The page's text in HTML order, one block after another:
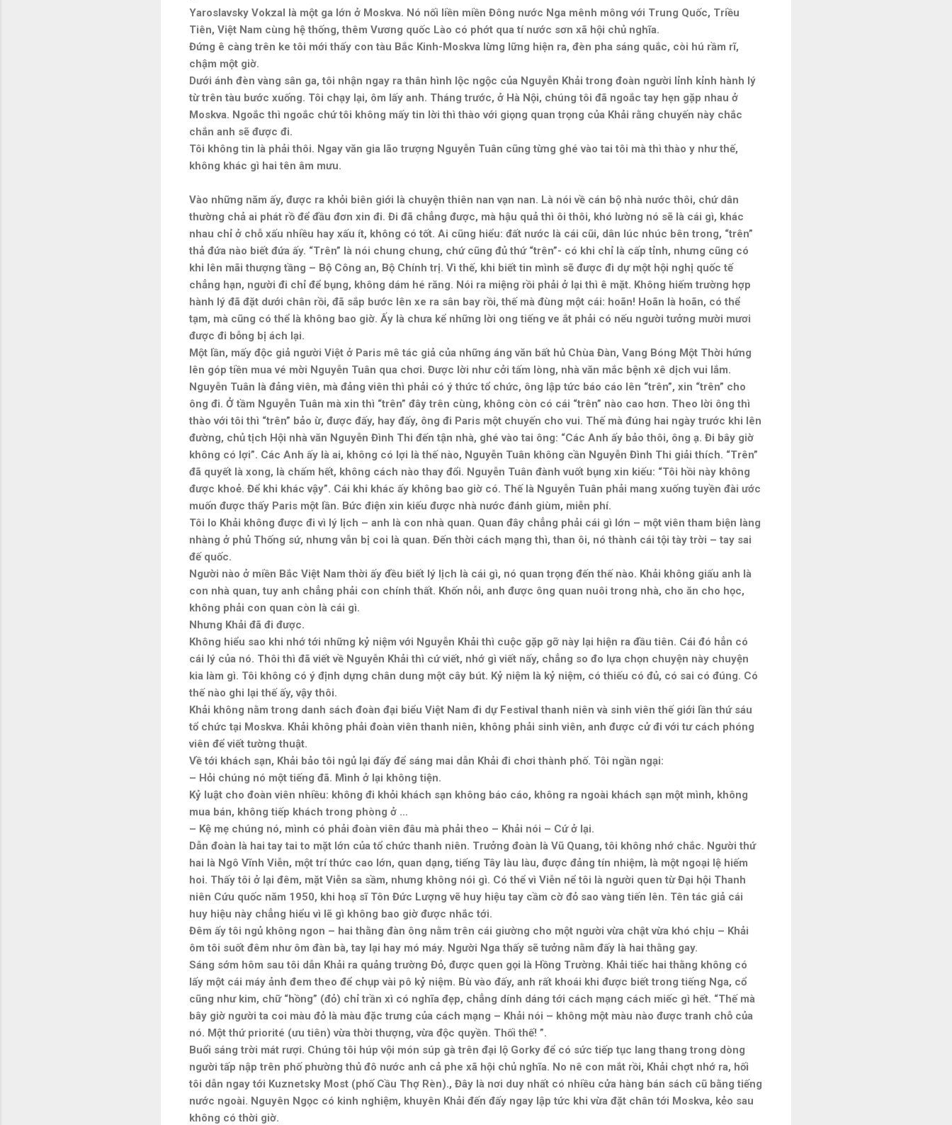
Yaroslavsky Vokzal là một ga lớn ở Moskva. Nó nối liền miền Đông nước Nga mênh mông với Trung Quốc, Triều
Tiên, Việt Nam cùng hệ thống, thêm Vương quốc Lào có phớt qua tí nước sơn xã hội chủ nghĩa.
Đứng ê càng trên ke tôi mới thấy con tàu Bắc Kinh-Moskva lừng lững hiện ra, đèn pha sáng quắc, còi hú rầm rĩ,
chậm một giờ.
Dưới ánh đèn vàng sân ga, tôi nhận ngay ra thân hình lộc ngộc của Nguyễn Khải trong đoàn người lỉnh kỉnh hành lý
từ trên tàu bước xuống. Tôi chạy lại, ôm lấy anh. Tháng trước, ở Hà Nội, chúng tôi đã ngoắc tay hẹn gặp nhau ở
Moskva. Ngoắc thì ngoắc chứ tôi không mấy tin lời thì thào với giọng quan trọng của Khải rằng chuyến này chắc
chắn anh sẽ được đi.
Tôi không tin là phải thôi. Ngay văn gia lão trượng Nguyễn Tuân cũng từng ghé vào tai tôi mà thì thào y như thế,
không khác gì hai tên âm mưu.
Vào những năm ấy, được ra khỏi biên giới là chuyện thiên nan vạn nan. Là nói về cán bộ nhà nước thôi, chứ dân
thường chả ai phát rồ để đầu đơn xin đi. Đi đã chẳng được, mà hậu quả thì ôi thôi, khó lường nó sẽ là cái gì, khác
nhau chỉ ở chỗ xấu nhiều hay xấu ít, không có tốt. Ai cũng hiểu: đất nước là cái cũi, dân lúc nhúc bên trong, “trên”
thả đứa nào biết đứa ấy. “Trên” là nói chung chung, chứ cũng đủ thứ “trên”- có khi chỉ là cấp tỉnh, nhưng cũng có
khi lên mãi thượng tầng – Bộ Công an, Bộ Chính trị. Vì thế, khi biết tin mình sẽ được đi dự một hội nghị quốc tế
chẳng hạn, người đi chỉ để bụng, không dám hé răng. Nói ra miệng rồi phải ở lại thì ê mặt. Không hiếm trường hợp
hành lý đã đặt dưới chân rồi, đã sắp bước lên xe ra sân bay rồi, thế mà đùng một cái: hoãn! Hoãn là hoãn, có thể
tạm, mà cũng có thể là không bao giờ. Ấy là chưa kể những lời ong tiếng ve ắt phải có nếu người tưởng mười mươi
được đi bỗng bị ách lại.
Một lần, mấy độc giả người Việt ở Paris mê tác giả của những áng văn bất hủ Chùa Đàn, Vang Bóng Một Thời hứng
lên góp tiền mua vé mời Nguyễn Tuân qua chơi. Được lời như cởi tấm lòng, nhà văn mắc bệnh xê dịch vui lắm.
Nguyễn Tuân là đảng viên, mà đảng viên thì phải có ý thức tổ chức, ông lập tức báo cáo lên “trên”, xin “trên” cho
ông đi. Ở tầm Nguyễn Tuân mà xin thì “trên” đây trên cùng, không còn có cái “trên” nào cao hơn. Theo lời ông thì
thào với tôi thì “trên” bảo ừ, được đấy, hay đấy, ông đi Paris một chuyến cho vui. Thế mà đúng hai ngày trước khi lên
đường, chủ tịch Hội nhà văn Nguyễn Đình Thi đến tận nhà, ghé vào tai ông: “Các Anh ấy bảo thôi, ông ạ. Đi bây giờ
không có lợi”. Các Anh ấy là ai, không có lợi là thế nào, Nguyễn Tuân không cần Nguyễn Đình Thi giải thích. “Trên”
đã quyết là xong, là chấm hết, không cách nào thay đổi. Nguyễn Tuân đành vuốt bụng xin kiếu: “Tôi hồi này không
được khoẻ. Để khi khác vậy”. Cái khi khác ấy không bao giờ có. Thế là Nguyễn Tuân phải mang xuống tuyền đài ước
muốn được thấy Paris một lần. Bức điện xin kiếu được nhà nước đánh giùm, miễn phí.
Tôi lo Khải không được đi vì lý lịch – anh là con nhà quan. Quan đây chẳng phải cái gì lớn – một viên tham biện làng
nhàng ở phủ Thống sứ, nhưng vẫn bị coi là quan. Đến thời cách mạng thì, than ôi, nó thành cái tội tày trời – tay sai
đế quốc.
Người nào ở miền Bắc Việt Nam thời ấy đều biết lý lịch là cái gì, nó quan trọng đến thế nào. Khải không giấu anh là
con nhà quan, tuy anh chẳng phải con chính thất. Khốn nỗi, anh được ông quan nuôi trong nhà, cho ăn cho học,
không phải con quan còn là cái gì.
Nhưng Khải đã đi được.
Không hiểu sao khi nhớ tới những kỷ niệm với Nguyễn Khải thì cuộc gặp gỡ này lại hiện ra đầu tiên. Cái đó hẳn có
cái lý của nó. Thôi thì đã viết về Nguyễn Khải thì cứ viết, nhớ gì viết nấy, chẳng so đo lựa chọn chuyện này chuyện
kia làm gì. Tôi không có ý định dựng chân dung một cây bút. Kỷ niệm là kỷ niệm, có thiếu có đủ, có sai có đúng. Có
thế nào ghi lại thế ấy, vậy thôi.
Khải không nằm trong danh sách đoàn đại biểu Việt Nam đi dự Festival thanh niên và sinh viên thế giới lần thứ sáu
tổ chức tại Moskva. Khải không phải đoàn viên thanh niên, không phải sinh viên, anh được cử đi với tư cách phóng
viên để viết tường thuật.
Về tới khách sạn, Khải bảo tôi ngủ lại đấy để sáng mai dẫn Khải đi chơi thành phố. Tôi ngần ngại:
– Hỏi chúng nó một tiếng đã. Mình ở lại không tiện.
Kỷ luật cho đoàn viên nhiều: không đi khỏi khách sạn không báo cáo, không ra ngoài khách sạn một mình, không
mua bán, không tiếp khách trong phòng ở …
– Kệ mẹ chúng nó, mình có phải đoàn viên đâu mà phải theo – Khải nói – Cứ ở lại.
Dẫn đoàn là hai tay tai to mặt lớn của tổ chức thanh niên. Trưởng đoàn là Vũ Quang, tôi không nhớ chắc. Người thứ
hai là Ngô Vĩnh Viễn, một trí thức cao lớn, quan dạng, tiếng Tây làu làu, được đảng tín nhiệm, là một ngoại lệ hiếm
hoi. Thấy tôi ở lại đêm, mặt Viễn sa sầm, nhưng không nói gì. Có thể vì Viễn nể tôi là người quen từ Đại hội Thanh
niên Cứu quốc năm 1950, khi hoạ sĩ Tôn Đức Lượng vẽ huy hiệu tay cầm cờ đỏ sao vàng tiến lên. Tên tác giả cái
huy hiệu này chẳng hiểu vì lẽ gì không bao giờ được nhắc tới.
Đêm ấy tôi ngủ không ngon – hai thằng đàn ông nằm trên cái giường cho một người vừa chật vừa khó chịu – Khải
ôm tôi suốt đêm như ôm đàn bà, tay lại hay mó máy. Người Nga thấy sẽ tưởng nằm đấy là hai thằng gay.
Sáng sớm hôm sau tôi dẫn Khải ra quảng trường Đỏ, được quen gọi là Hồng Trường. Khải tiếc hai thằng không có
lấy một cái máy ảnh đem theo để chụp vài pô kỷ niệm. Bù vào đấy, anh rất khoái khi được biết trong tiếng Nga, cổ
cũng như kim, chữ “hồng” (đỏ) chỉ trần xì có nghĩa đẹp, chẳng dính dáng tới cách mạng cách miếc gì hết. “Thế mà
bây giờ người ta coi màu đỏ là màu đặc trưng của cách mạng – Khải nói – không một màu nào được tranh chỗ của
nó. Một thứ priorité (ưu tiên) vừa thời thượng, vừa độc quyền. Thối thế! ”.
Buổi sáng trời mát rượi. Chúng tôi húp vội món súp gà trên đại lộ Gorky để có sức tiếp tục lang thang trong dòng
người tấp nập trên phố phường thủ đô nước anh cả phe xã hội chủ nghĩa. No nê con mắt rồi, Khải chợt nhớ ra, hối
tôi dẫn ngay tới Kuznetsky Most (phố Cầu Thợ Rèn)., Đây là nơi duy nhất có nhiều cửa hàng bán sách cũ bằng tiếng
nước ngoài. Nguyên Ngọc có kinh nghiệm, khuyên Khải đến đấy ngay lập tức khi vừa đặt chân tới Moskva, kẻo sau
không có thời giờ.